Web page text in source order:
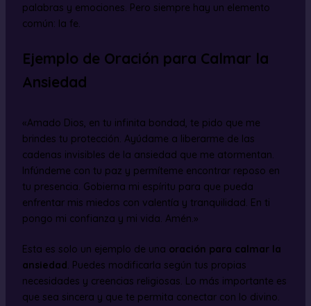
palabras y emociones. Pero siempre hay un elemento
común: la fe.
Ejemplo de Oración para Calmar la
Ansiedad
«Amado Dios, en tu infinita bondad, te pido que me
brindes tu protección. Ayúdame a liberarme de las
cadenas invisibles de la ansiedad que me atormentan.
Infúndeme con tu paz y permíteme encontrar reposo en
tu presencia. Gobierna mi espíritu para que pueda
enfrentar mis miedos con valentía y tranquilidad. En ti
pongo mi confianza y mi vida. Amén.»
Esta es solo un ejemplo de una oración para calmar la
ansiedad. Puedes modificarla según tus propias
necesidades y creencias religiosas. Lo más importante es
que sea sincera y que te permita conectar con lo divino.